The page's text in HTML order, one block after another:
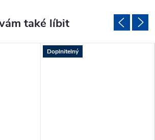
Doplnitelný